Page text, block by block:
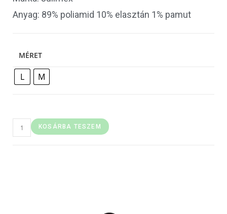
Anyag: 89% poliamid 10% elasztán 1% pamut
MÉRET
L M
KOSÁRBA TESZEM